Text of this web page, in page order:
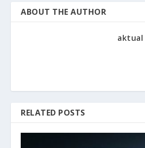
ABOUT THE AUTHOR
aktual
RELATED POSTS